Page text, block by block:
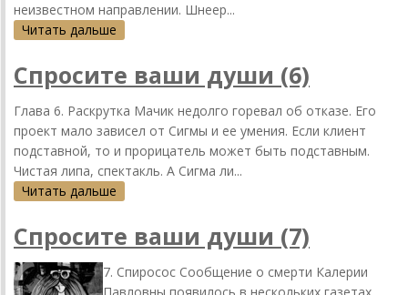
неизвестном направлении. Шнеер...
Читать дальше
Спросите ваши души (6)
Глава 6. Раскрутка Мачик недолго горевал об отказе. Его
проект мало зависел от Сигмы и ее умения. Если клиент
подставной, то и прорицатель может быть подставным.
Чистая липа, спектакль. А Сигма ли...
Читать дальше
Спросите ваши души (7)
7. Спиросос Сообщение о смерти Калерии